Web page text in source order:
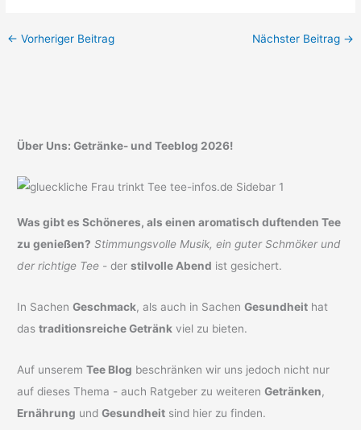
← Vorheriger Beitrag Nächster Beitrag →
Über Uns: Getränke- und Teeblog 2026!
Was gibt es Schöneres, als einen aromatisch duftenden Tee
zu genießen? Stimmungsvolle Musik, ein guter Schmöker und
der richtige Tee - derstilvolle Abend ist gesichert.
In SachenGeschmack, als auch in SachenGesundheit hat
dastraditionsreiche Getränk viel zu bieten.
Auf unseremTee Blog beschränken wir uns jedoch nicht nur
auf dieses Thema - auch Ratgeber zu weiterenGetränken,
Ernährung undGesundheit sind hier zu finden.